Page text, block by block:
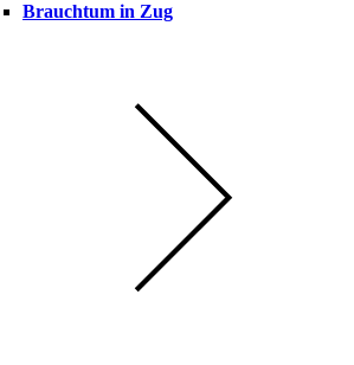
Brauchtum in Zug